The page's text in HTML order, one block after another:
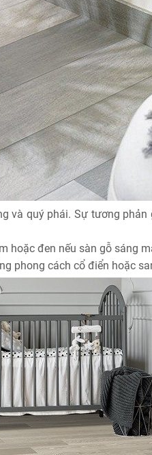
và quý phái. Sự tương
hoặc đen nếu sàn gỗ sáng
phong cách cổ điển hoặc